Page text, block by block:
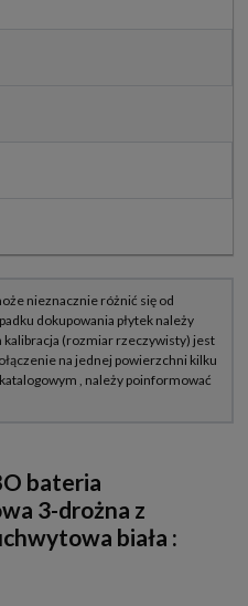
bateria
3-drożna z
biała :